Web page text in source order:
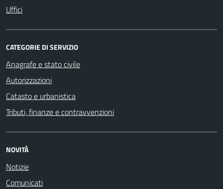
Uffici
CATEGORIE DI SERVIZIO
Anagrafe e stato civile
Autorizzazioni
Catasto e urbanistica
Tributi, finanze e contravvenzioni
NOVITÀ
Notizie
Comunicati